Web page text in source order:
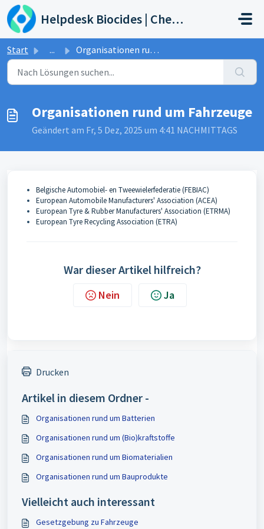
Zum hauptsächlichen Inhalt gehen
Helpdesk Biocides | Chemicals | Products
Start ... Organisationen rund um Fahrzeuge
Organisationen rund um Fahrzeuge
Geändert am Fr, 5 Dez, 2025 um 4:41 NACHMITTAGS
Belgische Automobiel- en Tweewielerfederatie (FEBIAC)
European Automobile Manufacturers' Association (ACEA)
European Tyre & Rubber Manufacturers' Association (ETRMA)
European Tyre Recycling Association (ETRA)
War dieser Artikel hilfreich?
Nein Ja
Drucken
Artikel in diesem Ordner -
Organisationen rund um Batterien
Organisationen rund um (Bio)kraftstoffe
Organisationen rund um Biomaterialien
Organisationen rund um Bauprodukte
Vielleicht auch interessant
Gesetzgebung zu Fahrzeuge